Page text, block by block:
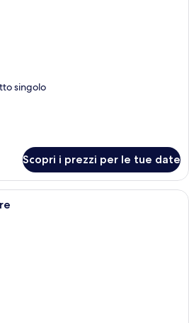
singolo
Scopri i prezzi per le tue date
Una camera d'albergo moderna con